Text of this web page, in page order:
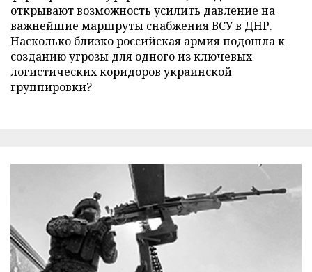
открывают возможность усилить давление на
важнейшие маршруты снабжения ВСУ в ДНР.
Насколько близко российская армия подошла к
созданию угрозы для одного из ключевых
логистических коридоров украинской
группировки?